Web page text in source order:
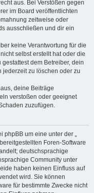
aus. Bei Verstößen gegen
im Board veröffentlichten
zeitweise oder
ausschließen und dir ein
keine Verantwortung für die
selbst erstellt hat oder die
dem Betreiber, dein
jederzeit zu löschen oder zu
deine Beiträge
verstoßen oder geeignet
zuzufügen.
phpBB um eine unter der „
Foren-Software
deutschsprachige
Community unter
haben keinen Einfluss auf
wird. Sie können
für bestimmte Zwecke nicht